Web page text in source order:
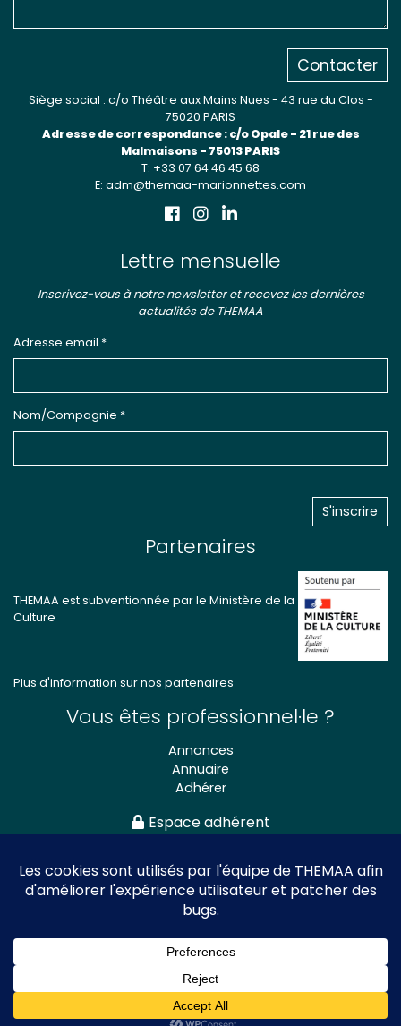
Contacter
Siège social : c/o Théâtre aux Mains Nues - 43 rue du Clos -
75020 PARIS
Adresse de correspondance : c/o Opale - 21 rue des
Malmaisons - 75013 PARIS
T: +33 07 64 46 45 68
E: adm@themaa-marionnettes.com
Lettre mensuelle
Inscrivez-vous à notre newsletter et recevez les dernières
actualités de THEMAA
Adresse email *
Nom/Compagnie *
Partenaires
THEMAA est subventionnée par le Ministère de la
Culture
Plus d'information sur nos partenaires
Vous êtes professionnel·le ?
Annonces
Annuaire
Adhérer
Espace adhérent
Association nationale
des Théâtres de Marionnettes
et Arts Associés